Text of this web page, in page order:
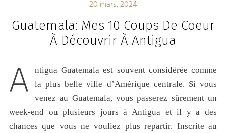
20 mars, 2024
Guatemala: Mes 10 Coups De Coeur
À Découvrir À Antigua
A
ntigua Guatemala est souvent considérée comme
la plus belle ville d’Amérique centrale. Si vous
venez au Guatemala, vous passerez sûrement un
week-end ou plusieurs jours à Antigua et il y a des
chances que vous ne vouliez plus repartir. Inscrite au